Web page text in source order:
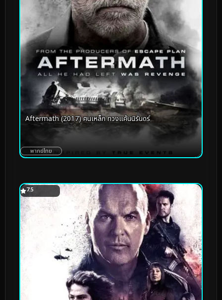
Aftermath (2017) ฅนเหล็ก ทวงแค้นนิรันดร์
พากย์ไทย
7.5